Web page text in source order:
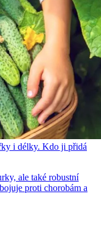
i délky. Kdo ji přidá
ale také robustní
proti chorobám a